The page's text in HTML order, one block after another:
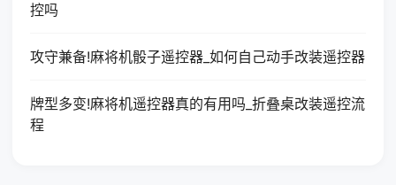
控吗
攻守兼备!麻将机骰子遥控器_如何自己动手改装遥控器
牌型多变!麻将机遥控器真的有用吗_折叠桌改装遥控流
程